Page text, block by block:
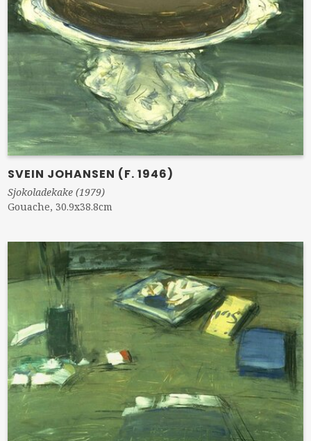
SVEIN JOHANSEN (F. 1946)
Sjokoladekake (1979)
Gouache, 30.9x38.8cm